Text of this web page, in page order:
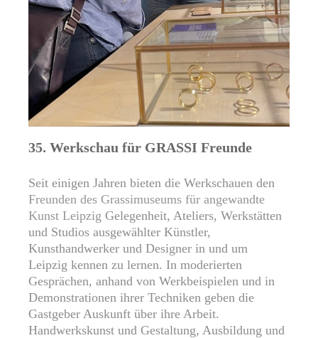
35. Werkschau für GRASSI Freunde
Seit einigen Jahren bieten die Werkschauen den
Freunden des Grassimuseums für angewandte
Kunst Leipzig Gelegenheit, Ateliers, Werkstätten
und Studios ausgewählter Künstler,
Kunsthandwerker und Designer in und um
Leipzig kennen zu lernen. In moderierten
Gesprächen, anhand von Werkbeispielen und in
Demonstrationen ihrer Techniken geben die
Gastgeber Auskunft über ihre Arbeit.
Handwerkskunst und Gestaltung, Ausbildung und